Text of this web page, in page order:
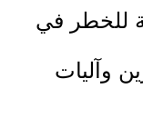
للخطر في
وآليات